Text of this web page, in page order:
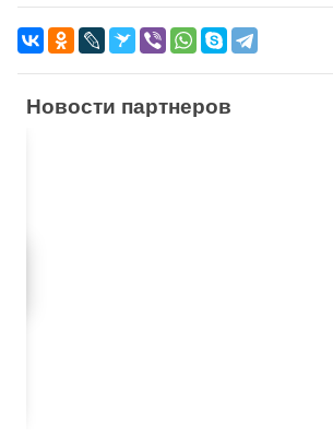
Новости партнеров